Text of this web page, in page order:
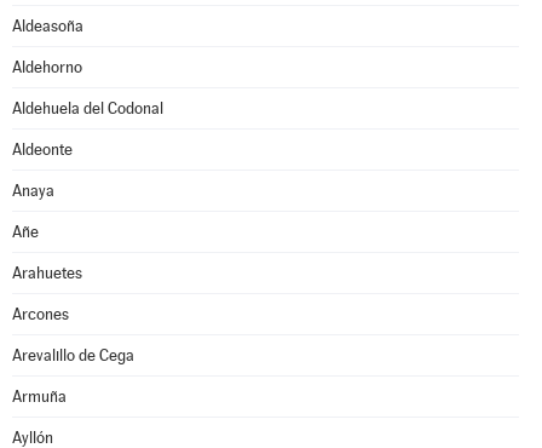
Aldeasoña
Aldehorno
Aldehuela del Codonal
Aldeonte
Anaya
Añe
Arahuetes
Arcones
Arevalillo de Cega
Armuña
Ayllón